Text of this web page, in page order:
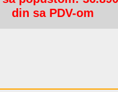
din sa PDV-om